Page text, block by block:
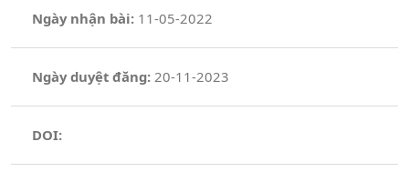
Ngày nhận bài: 11-05-2022
Ngày duyệt đăng:20-11-2023
DOI: